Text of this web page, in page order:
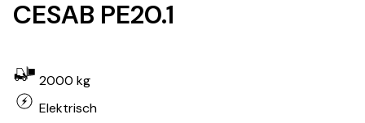
CESAB PE20.1
2000 kg
Elektrisch